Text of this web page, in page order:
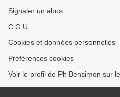
Signaler un abus
C.G.U.
Cookies et données personnelles
Préférences cookies
Voir le profil de Ph Bensimon sur